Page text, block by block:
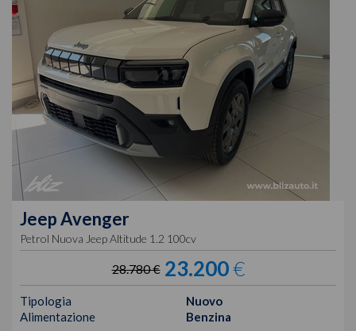
JeepAvenger
Petrol Nuova Jeep Altitude 1.2 100cv
28.780 € 23.200€
Tipologia
Nuovo
Alimentazione
Benzina